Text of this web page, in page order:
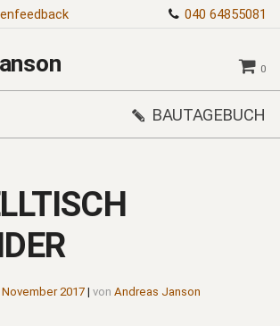
040 64855081
0
BAUTAGEBUCH
November 2017 | von Andreas Janson